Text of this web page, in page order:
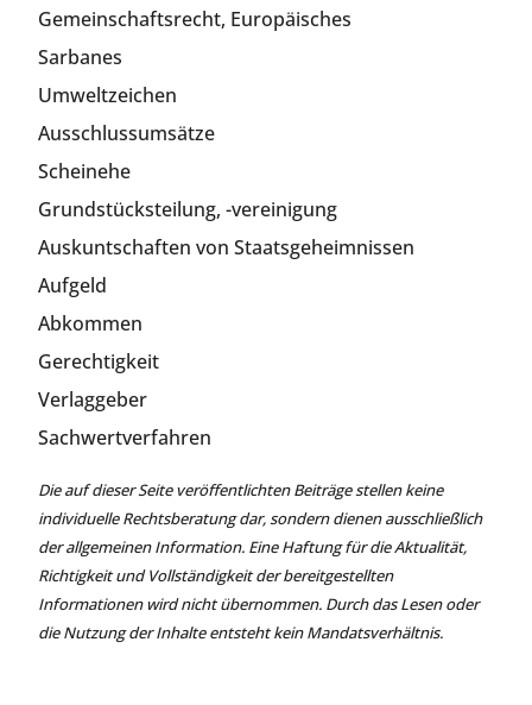
Gemeinschaftsrecht, Europäisches
Sarbanes
Umweltzeichen
Ausschlussumsätze
Scheinehe
Grundstücksteilung, -vereinigung
Auskuntschaften von Staatsgeheimnissen
Aufgeld
Abkommen
Gerechtigkeit
Verlaggeber
Sachwertverfahren
Die auf dieser Seite veröffentlichten Beiträge stellen keine
individuelle Rechtsberatung dar, sondern dienen ausschließlich
der allgemeinen Information. Eine Haftung für die Aktualität,
Richtigkeit und Vollständigkeit der bereitgestellten
Informationen wird nicht übernommen. Durch das Lesen oder
die Nutzung der Inhalte entsteht kein Mandatsverhältnis.